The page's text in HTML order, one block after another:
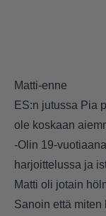
Matti-enne
ES:n jutussa Pia
ole koskaan
-Olin 19-
harjoittelussa ja
Matti oli jotain
Sanoin että miten